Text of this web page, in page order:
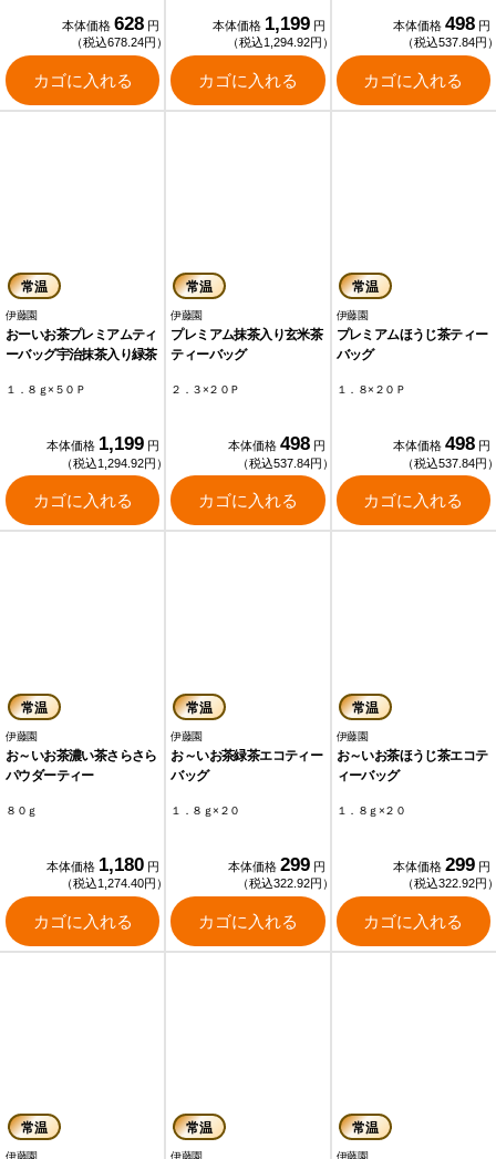
本体価格 628 円
（税込678.24円）
カゴに入れる
本体価格 1,199 円
（税込1,294.92円）
カゴに入れる
本体価格 498 円
（税込537.84円
カゴに入れる
常温
伊藤園
おーいお茶プレミアムティ
ーバッグ宇治抹茶入り緑茶
１．８ｇ×５０Ｐ
本体価格 1,199 円
（税込1,294.92円）
カゴに入れる
常温
伊藤園
プレミアム抹茶入り玄米茶
ティーバッグ
２．３×２０Ｐ
本体価格 498 円
（税込537.84円）
カゴに入れる
常温
伊藤園
プレミアムほうじ茶ティー
バッグ
１．８×２０Ｐ
本体価格 498 円
（税込537.84円
カゴに入れる
常温
伊藤園
お～いお茶濃い茶さらさら
パウダーティー
８０ｇ
本体価格 1,180 円
（税込1,274.40円）
カゴに入れる
常温
伊藤園
お～いお茶緑茶エコティー
バッグ
１．８ｇ×２０
本体価格 299 円
（税込322.92円）
カゴに入れる
常温
伊藤園
お～いお茶ほうじ茶エコテ
ィーバッグ
１．８ｇ×２０
本体価格 299 円
（税込322.92円
カゴに入れる
常温 常温 常温